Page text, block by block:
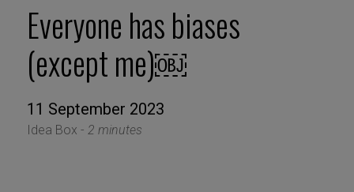
Everyone has biases
(except me)￼
11 September 2023
Idea Box - 2 minutes